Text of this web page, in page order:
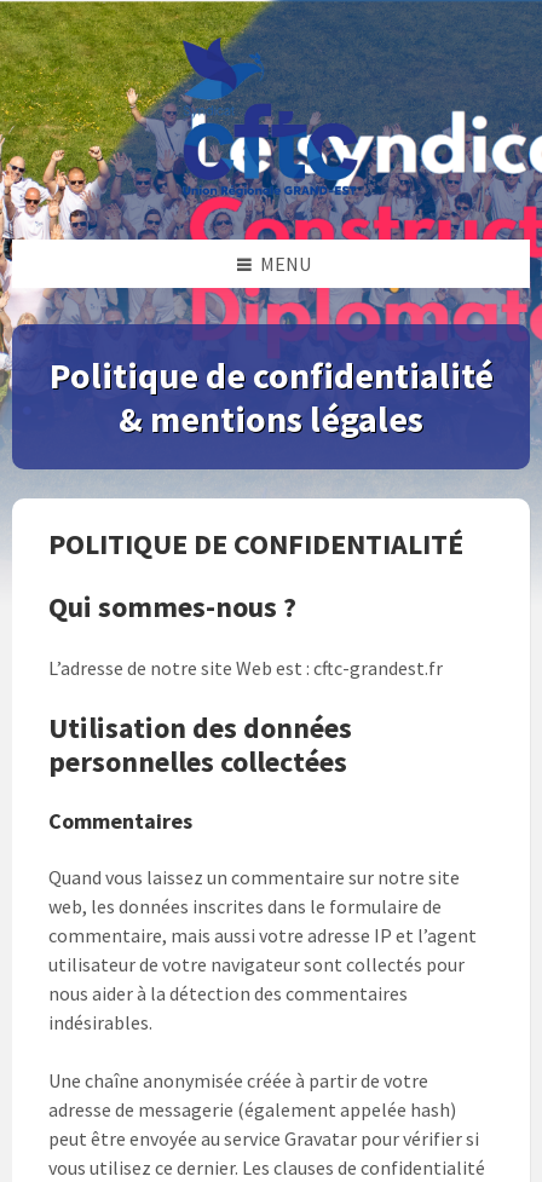
Skip
to
content
Skip
to
left
sidebar
Skip
to
footer
MENU
Politique de confidentialité
& mentions légales
POLITIQUE DE CONFIDENTIALITÉ
Qui sommes-nous ?
L’adresse de notre site Web est : cftc-grandest.fr
Utilisation des données
personnelles collectées
Commentaires
Quand vous laissez un commentaire sur notre site
web, les données inscrites dans le formulaire de
commentaire, mais aussi votre adresse IP et l’agent
utilisateur de votre navigateur sont collectés pour
nous aider à la détection des commentaires
indésirables.
Une chaîne anonymisée créée à partir de votre
adresse de messagerie (également appelée hash)
peut être envoyée au service Gravatar pour vérifier si
vous utilisez ce dernier. Les clauses de confidentialité